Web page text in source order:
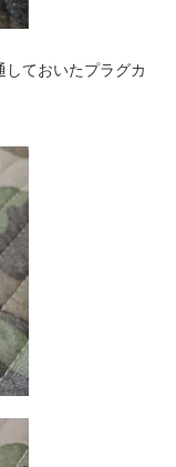
ておいたプラグカ